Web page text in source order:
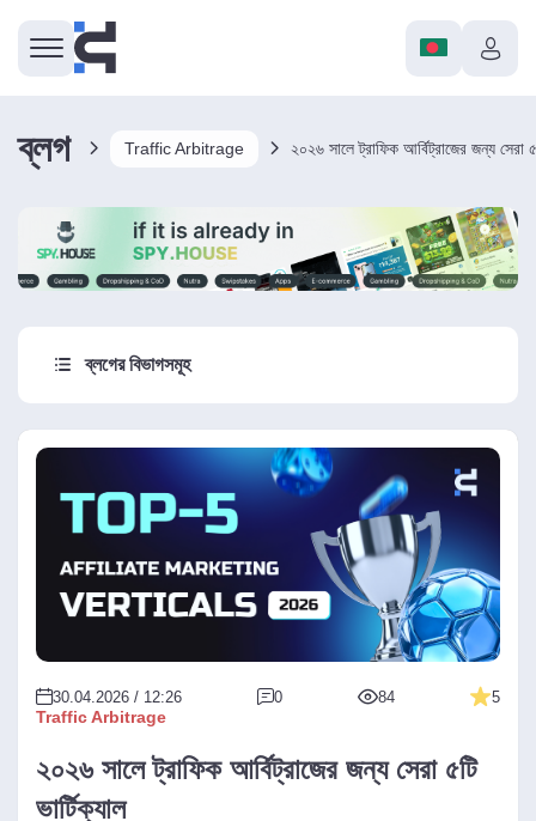
ব্লগ Traffic Arbitrage ২০২৬ সালে ট্রাফিক আর্বিট্রাজের জন্য সেরা
ব্লগের বিভাগসমূহ
Traffic Arbitrage
30.04.2026 / 12:26 0 84 5
২০২৬ সালে ট্রাফিক আর্বিট্রাজের জন্য সেরা ৫টি
ভার্টিক্যাল